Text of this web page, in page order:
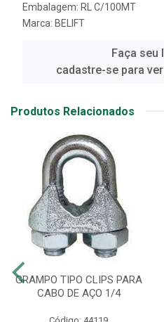
Embalagem: RL C/100MT
Marca: BELIFT
Faça seu
cadastre-se para
Produtos Relacionados
GRAMPO TIPO CLIPS PARA
CABO DE AÇO 1/4